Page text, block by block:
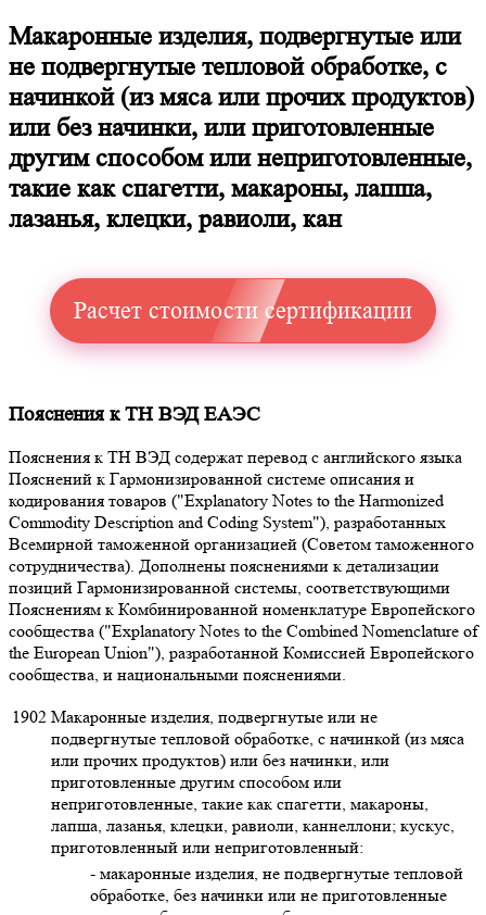
Макаронные изделия, подвергнутые или
не подвергнутые тепловой обработке, с
начинкой (из мяса или прочих продуктов)
или без начинки, или приготовленные
другим способом или неприготовленные,
такие как спагетти, макароны, лапша,
лазанья, клецки, равиоли, кан
Расчет стоимости сертификации
Пояснения к ТН ВЭД ЕАЭС
Пояснения к ТН ВЭД содержат перевод с английского языка
Пояснений к Гармонизированной системе описания и
кодирования товаров ("Explanatory Notes to the Harmonized
Commodity Description and Coding System"), разработанных
Всемирной таможенной организацией (Советом таможенного
сотрудничества). Дополнены пояснениями к детализации
позиций Гармонизированной системы, соответствующими
Пояснениям к Комбинированной номенклатуре Европейского
сообщества ("Explanatory Notes to the Combined Nomenclature of
the European Union"), разработанной Комиссией Европейского
сообщества, и национальными пояснениями.
1902 Макаронные изделия, подвергнутые или не
подвергнутые тепловой обработке, с начинкой (из мяса
или прочих продуктов) или без начинки, или
приготовленные другим способом или
неприготовленные, такие как спагетти, макароны,
лапша, лазанья, клецки, равиоли, каннеллони; кускус,
приготовленный или неприготовленный:
- макаронные изделия, не подвергнутые тепловой
обработке, без начинки или не приготовленные